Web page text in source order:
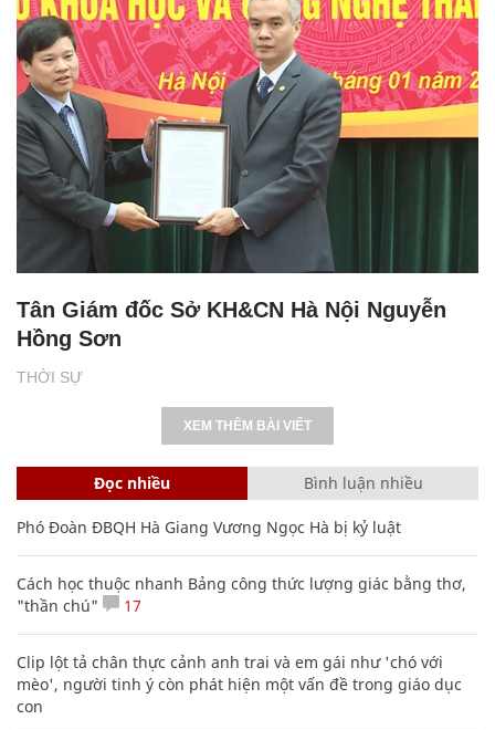
THỜI SỰ
Tân Giám đốc Sở KH&CN Hà Nội Nguyễn
Hồng Sơn
XEM THÊM BÀI VIẾT
Đọc nhiều Bình luận nhiều
Phó Đoàn ĐBQH Hà Giang Vương Ngọc Hà bị kỷ luật
Cách học thuộc nhanh Bảng công thức lượng giác bằng thơ,
"thần chú"
17
Clip lột tả chân thực cảnh anh trai và em gái như 'chó với
mèo', người tinh ý còn phát hiện một vấn đề trong giáo dục
con